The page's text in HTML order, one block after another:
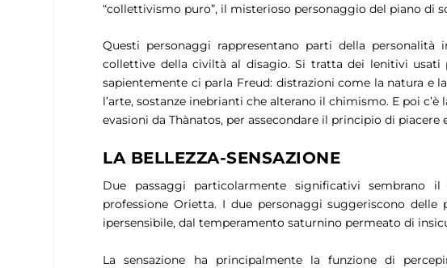
“collettivismo puro”, il misterioso personaggio del piano di
Questi personaggi rappresentano parti della
collettive della civiltà al disagio. Si tratta dei lenitivi
sapientemente ci parla Freud: distrazioni come la natura e
l’arte, sostanze inebrianti che alterano il chimismo. E poi
evasioni daThànatos, per assecondare il principio di
LA BELLEZZA-SENSAZIONE
Due passaggi particolarmente significativi sembrano
professione Orietta. I due personaggi suggeriscono
ipersensibile, dal temperamento saturnino permeato di
La sensazione ha principalmente la funzione di